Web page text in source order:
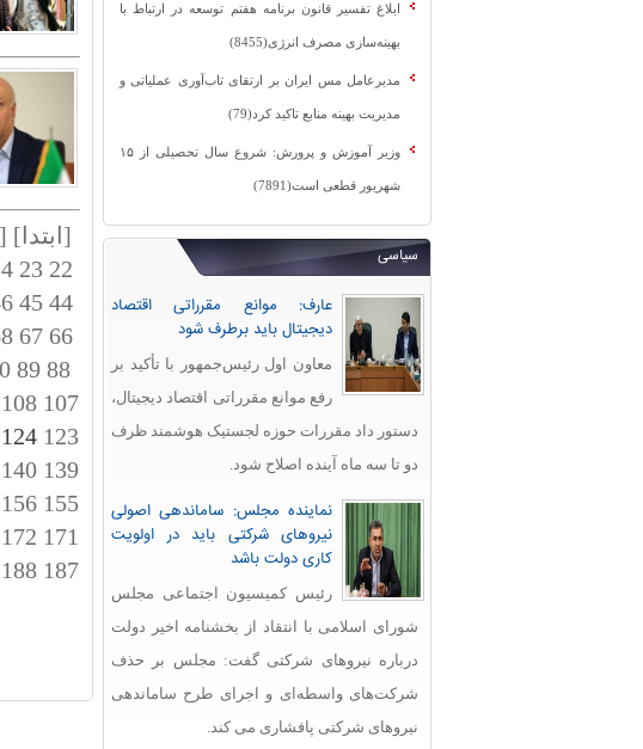
ابلاغ تفسیر قانون برنامه هفتم توسعه در ارتباط با
بهینه‌سازی مصرف انرژی(8455)
مدیرعامل مس ایران بر ارتقای تاب‌آوری عملیاتی و
مدیریت بهینه منابع تاکید کرد(79)
وزیر آموزش و پرورش: شروع سال تحصیلی از ۱۵
شهریور قطعی است(7891)
سیاسی
عارف: موانع مقرراتی اقتصاد
دیجیتال باید برطرف شود
معاون اول رئیس‌جمهور با تأکید بر
رفع موانع مقرراتی اقتصاد دیجیتال،
دستور داد مقررات حوزه لجستیک هوشمند ظرف
دو تا سه ماه آینده اصلاح شود.
نماینده مجلس: ساماندهی اصولی
نیروهای شرکتی باید در اولویت
کاری دولت باشد
رئیس کمیسیون اجتماعی مجلس
شورای اسلامی با انتقاد از بخشنامه اخیر دولت
درباره نیروهای شرکتی گفت: مجلس بر حذف
شرکت‌های واسطه‌ای و اجرای طرح ساماندهی
نیروهای شرکتی پافشاری می کند.
[ابتدا]
22
23
44
45
66
67
88
89
107
108
123
139
140
155
156
171
172
187
188